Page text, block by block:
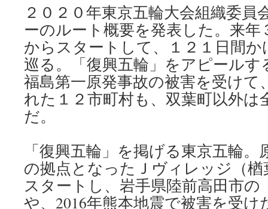
２０２０年東京五輪大会組織委員
ーのルート概要を発表した。来年
からスタートして、１２１日間
巡る。「復興五輪」をアピールす
福島第一原発事故の被害を受けて
れた１２市町村も、双葉町以外は
だ。
「復興五輪」を掲げる東京五輪
の拠点となったＪヴィレッジ（
スタートし、岩手県陸前高田市の
や、2016年熊本地震で被害を受